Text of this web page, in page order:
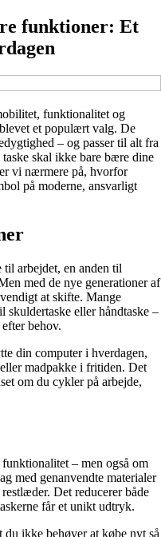
funktioner: Et
funktionalitet og
et populært valg. De
– og passer til alt fra
skal ikke bare bære dine
vi nærmere på, hvorfor
på moderne, ansvarligt
arbejdet, en anden til
med de nye generationer af
at skifte. Mange
eller håndtaske –
behov.
din computer i hverdagen,
madpakke i fritiden. Det
om du cykler på arbejde,
– men også om
med genanvendte materialer
Det reducerer både
får et unikt udtryk.
ikke behøver at købe nyt så